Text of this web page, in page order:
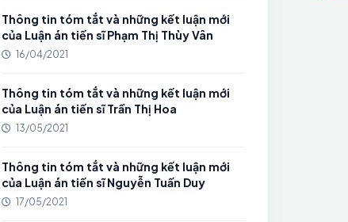
Thông tin tóm tắt và những kết luận mới
của Luận án tiến sĩ Phạm Thị Thùy Vân
16/04/2021
Thông tin tóm tắt và những kết luận mới
của Luận án tiến sĩ Trần Thị Hoa
13/05/2021
Thông tin tóm tắt và những kết luận mới
của Luận án tiến sĩ Nguyễn Tuấn Duy
17/05/2021